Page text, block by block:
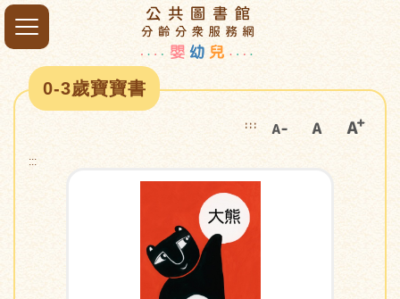
0-3歲寶寶書
:::
:::